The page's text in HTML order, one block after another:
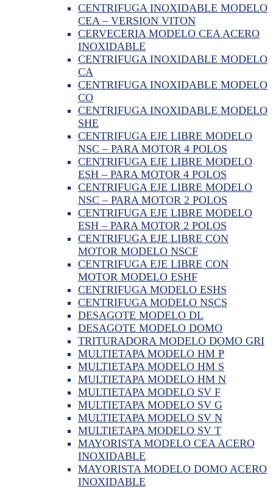
CENTRIFUGA INOXIDABLE MODELO
CEA – VERSION VITON
CERVECERIA MODELO CEA ACERO
INOXIDABLE
CENTRIFUGA INOXIDABLE MODELO
CA
CENTRIFUGA INOXIDABLE MODELO
CO
CENTRIFUGA INOXIDABLE MODELO
SHE
CENTRIFUGA EJE LIBRE MODELO
NSC – PARA MOTOR 4 POLOS
CENTRIFUGA EJE LIBRE MODELO
ESH – PARA MOTOR 4 POLOS
CENTRIFUGA EJE LIBRE MODELO
NSC – PARA MOTOR 2 POLOS
CENTRIFUGA EJE LIBRE MODELO
ESH – PARA MOTOR 2 POLOS
CENTRIFUGA EJE LIBRE CON
MOTOR MODELO NSCF
CENTRIFUGA EJE LIBRE CON
MOTOR MODELO ESHF
CENTRIFUGA MODELO ESHS
CENTRIFUGA MODELO NSCS
DESAGOTE MODELO DL
DESAGOTE MODELO DOMO
TRITURADORA MODELO DOMO GRI
MULTIETAPA MODELO HM P
MULTIETAPA MODELO HM S
MULTIETAPA MODELO HM N
MULTIETAPA MODELO SV F
MULTIETAPA MODELO SV G
MULTIETAPA MODELO SV N
MULTIETAPA MODELO SV T
MAYORISTA MODELO CEA ACERO
INOXIDABLE
MAYORISTA MODELO DOMO ACERO
INOXIDABLE